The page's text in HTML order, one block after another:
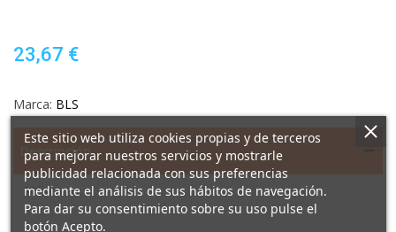
23,67 €
Marca: BLS
Descripción
Máscaras.
Este sitio web utiliza cookies propias y de terceros
para mejorar nuestros servicios y mostrarle
publicidad relacionada con sus preferencias
mediante el análisis de sus hábitos de navegación.
Para dar su consentimiento sobre su uso pulse el
botón Acepto.